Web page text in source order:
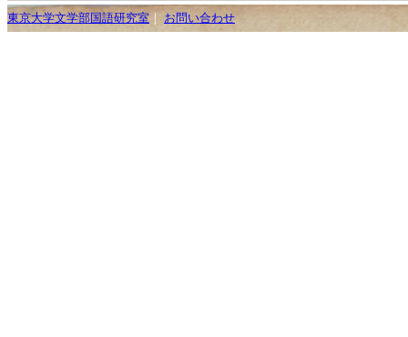
東京大学文学部国語研究室 お問い合わせ